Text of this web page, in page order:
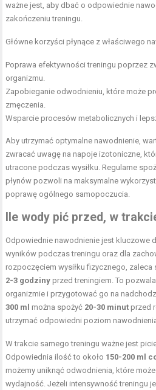
ważne jest, aby dbać o odpowiednie
zakończeniu treningu.
Główne korzyści płynące z właściwego
Poprawa efektywności treningu poprzez
organizmu.
Zapobieganie odwodnieniu, które może
zmęczenia.
Wsparcie procesów metabolicznych i
Aby utrzymać optymalne nawodnienie,
zwracać uwagę na napoje izotoniczne,
utracone podczas wysiłku. Regularne
płynów pozwoli na maksymalne
poprawę ogólnego samopoczucia.
Ile wody pić przed, w
Odpowiednie nawodnienie jest kluczowe
wyników podczas treningu oraz dla
rozpoczęciem wysiłku fizycznego,
2-3 godziny przed treningiem. To
organizmie i przygotować go na
300 ml można spożyć 20-30 minut przed
utrzymać odpowiedni poziom
W trakcie samego treningu ważne jest
Odpowiednia ilość to około 150-200 ml
możemy uniknąć odwodnienia, które
wydajność. Jeżeli intensywność treningu